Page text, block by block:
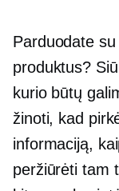
Parduodate
produktus?
kurio būtų
žinoti, kad
informaciją,
peržiūrėti tam